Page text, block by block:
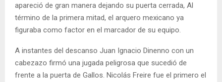
apareció de gran manera dejando su puerta cerrada, Al
término de la primera mitad, el arquero mexicano ya
figuraba como factor en el marcador de su equipo.
A instantes del descanso Juan Ignacio Dinenno con un
cabezazo firmó una jugada peligrosa que sucedió de
frente a la puerta de Gallos. Nicolás Freire fue el primero el